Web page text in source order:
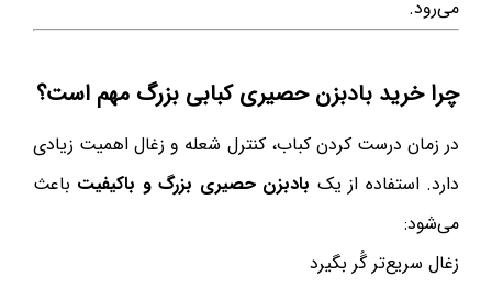
می‌رود.
چرا خرید بادبزن حصیری کبابی بزرگ مهم است؟
در زمان درست کردن کباب، کنترل شعله و زغال اهمیت زیادی
دارد. استفاده از یک بادبزن حصیری بزرگ و باکیفیت باعث
می‌شود:
زغال سریع‌تر گُر بگیرد